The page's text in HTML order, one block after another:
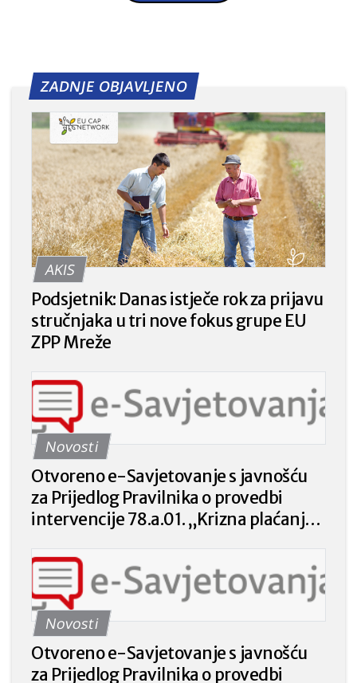
ZADNJE OBJAVLJENO
AKIS
Podsjetnik: Danas istječe rok za prijavu
stručnjaka u tri nove fokus grupe EU
ZPP Mreže
Novosti
Otvoreno e-Savjetovanje s javnošću
za Prijedlog Pravilnika o provedbi
intervencije 78.a.01. „Krizna plaćanja
katastrofa, nepovoljnih klimatskih
prilika ili katastrofalnih događaja“ iz
Strateškog plana Zajedničke
poljoprivredne politike Republike
Hrvatske 2023. – 2027. godine.
Novosti
Otvoreno e-Savjetovanje s javnošću
za Prijedlog Pravilnika o provedbi